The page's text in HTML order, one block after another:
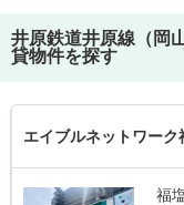
井原鉄道井原線（岡
貸物件を探す
エイブルネットワーク
福